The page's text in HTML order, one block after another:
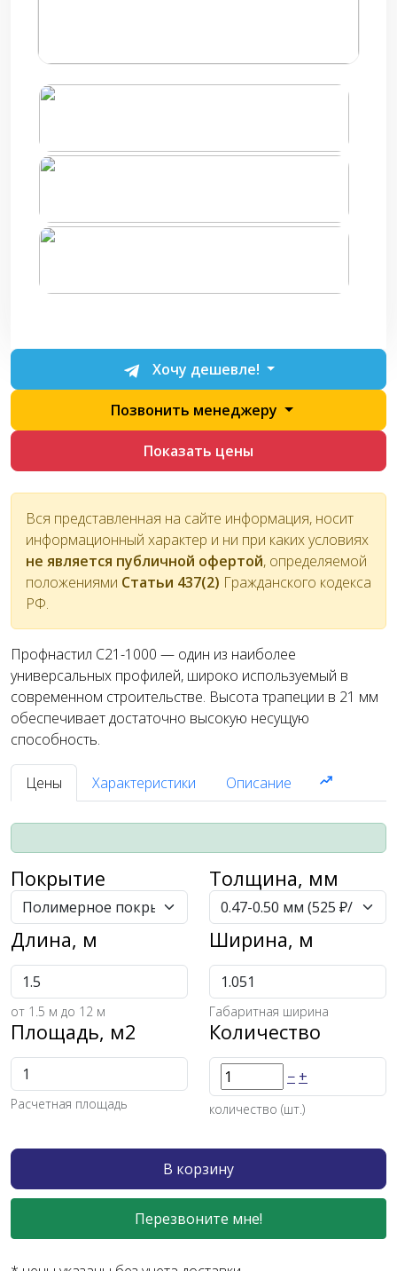
Хочу дешевле!
Позвонить менеджеру
Показать цены
Вся представленная на сайте информация, носит
информационный характер и ни при каких условиях
не является публичной офертой, определяемой
положениями Статьи 437(2) Гражданского кодекса
РФ.
Профнастил С21-1000 — один из наиболее
универсальных профилей, широко используемый в
современном строительстве. Высота трапеции в 21 мм
обеспечивает достаточно высокую несущую
способность.
Цены Характеристики Описание
Покрытие Толщина, мм
Длина, м
от 1.5 м до 12 м
Ширина, м
Габаритная ширина
Площадь, м2
Расчетная площадь
Количество
− +
количество (шт.)
В корзину
Перезвоните мне!